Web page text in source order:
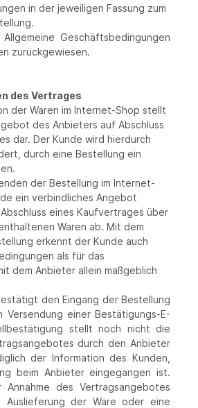
in der jeweiligen Fassung zum
Geschäftsbedingungen
zurückgewiesen.
des Vertrages
der Waren im Internet-Shop stellt
des Anbieters auf Abschluss
dar. Der Kunde wird hierdurch
durch eine Bestellung ein
der Bestellung im Internet-
ein verbindliches Angebot
eines Kaufvertrages über
Waren ab. Mit dem
erkennt der Kunde auch
als für das
dem Anbieter allein maßgeblich
den Eingang der Bestellung
Versendung einer Bestätigungs-E-
stellt noch nicht die
durch den Anbieter
der Information des Kunden,
beim Anbieter eingegangen ist.
Annahme des Vertragsangebotes
der Ware oder eine